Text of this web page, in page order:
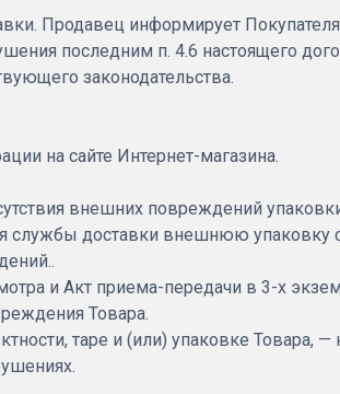
Продавец информирует Покупателя
последним п. 4.6 настоящего
законодательства.
на сайте Интернет-магазина.
внешних повреждений
службы доставки внешнюю упаковку
и Акт приема-передачи в 3-х
Товара.
таре и (или) упаковке Товара, —